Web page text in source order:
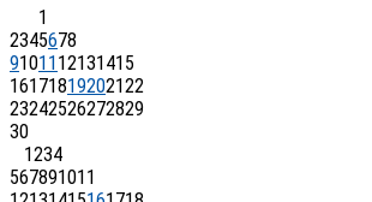
1
2345678
91011 12131415
16171819202122
23242526272829
30
1234
567891011